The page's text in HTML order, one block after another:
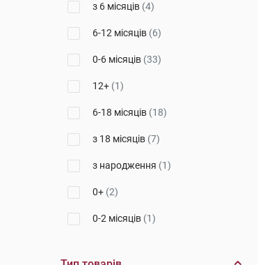
з 6 місяців (4)
6-12 місяців (6)
0-6 місяців (33)
12+ (1)
6-18 місяців (18)
з 18 місяців (7)
з народження (1)
0+ (2)
0-2 місяців (1)